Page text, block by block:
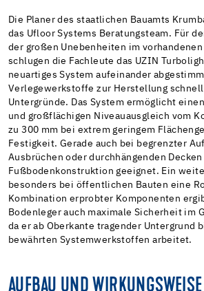
Die Planer des staatlichen Bauamts
das Ufloor Systems Beratungsteam. Für
der großen Unebenheiten im vorhandenen
schlugen die Fachleute das UZIN
neuartiges System aufeinander
Verlegewerkstoffe zur Herstellung
Untergründe. Das System ermöglicht
und großflächigen Niveauausgleich vom
zu 300 mm bei extrem geringem
Festigkeit. Gerade auch bei begrenzter
Ausbrüchen oder durchhängenden
Fußbodenkonstruktion geeignet. Ein
besonders bei öffentlichen Bauten eine
Kombination erprobter Komponenten
Bodenleger auch maximale Sicherheit im
da er ab Oberkante tragender Untergrund
bewährten Systemwerkstoffen arbeitet.
AUFBAU UND